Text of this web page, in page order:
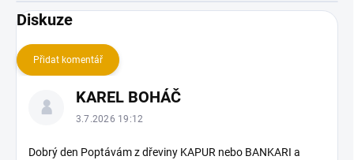
Diskuze
Přidat komentář
KAREL BOHÁČ
3.7.2026 19:12
Dobrý den Poptávám z dřeviny KAPUR nebo BANKARI a